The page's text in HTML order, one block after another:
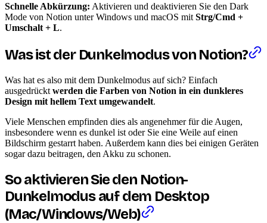
Schnelle Abkürzung: Aktivieren und deaktivieren Sie den Dark
Mode von Notion unter Windows und macOS mit Strg/Cmd +
Umschalt + L.
Was ist der Dunkelmodus von Notion?
Was hat es also mit dem Dunkelmodus auf sich? Einfach
ausgedrückt werden die Farben von Notion in ein dunkleres
Design mit hellem Text umgewandelt.
Viele Menschen empfinden dies als angenehmer für die Augen,
insbesondere wenn es dunkel ist oder Sie eine Weile auf einen
Bildschirm gestarrt haben. Außerdem kann dies bei einigen Geräten
sogar dazu beitragen, den Akku zu schonen.
So aktivieren Sie den Notion-
Dunkelmodus auf dem Desktop
(Mac/Windows/Web)